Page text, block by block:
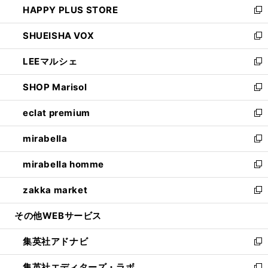
ド
ウ
で
開
く
ィ
ン
ド
ウ
で
開
く
い
ウ
ィ
ン
ド
ウ
で
開
く
HAPPY PLUS STORE
新
し
い
ウ
ィ
ン
ド
ウ
で
開
く
SHUEISHA VOX
新
し
い
ウ
ィ
ン
ド
ウ
で
開
く
LEEマルシェ
新
し
い
ウ
ィ
ン
ド
ウ
で
開
く
SHOP Marisol
新
し
い
ウ
ィ
ン
ド
ウ
で
開
eclat premium
新
し
い
ウ
ィ
ン
ド
ウ
開
く
mirabella
新
し
い
ウ
ィ
ン
ウ
で
開
mirabella homme
新
し
い
ウ
ン
ド
ウ
zakka market
新
し
ウ
ィ
ン
その他WEBサービス
集英社アドナビ
新
し